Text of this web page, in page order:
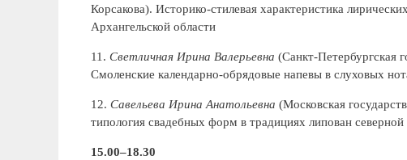
Корсакова). Историко-стилевая характеристика
Архангельской области
11. Светличная Ирина Валерьевна (Санкт-Петербургская
Смоленские календарно-обрядовые напевы в слуховых
12. Савельева Ирина Анатольевна (Московская
типология свадебных форм в традициях липован
15.00–18.30